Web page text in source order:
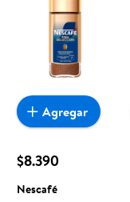
$8.390
Nescafé
Agregar